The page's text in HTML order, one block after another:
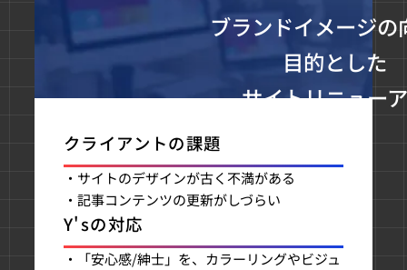
ブランドイメージの
目的とした
サイトリニュー
クライアントの課題
・サイトのデザインが古く不満がある
・記事コンテンツの更新がしづらい
Y'sの対応
・「安心感/紳士」を、カラーリングやビジュ